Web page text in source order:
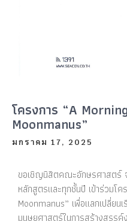
โครงการ “A
Moonmanus”
มกราคม 17, 2025
ขอเชิญนิสิตคณะอักษรศาสตร์
หลักสูตรและทุกชั้นปี เข้าร่วมโ
Moonmanus” เพื่อแลกเปลี่ยน
มนุษยศาสตร์ในการสร้างสรร